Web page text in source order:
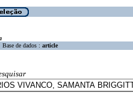
Base de dados : article